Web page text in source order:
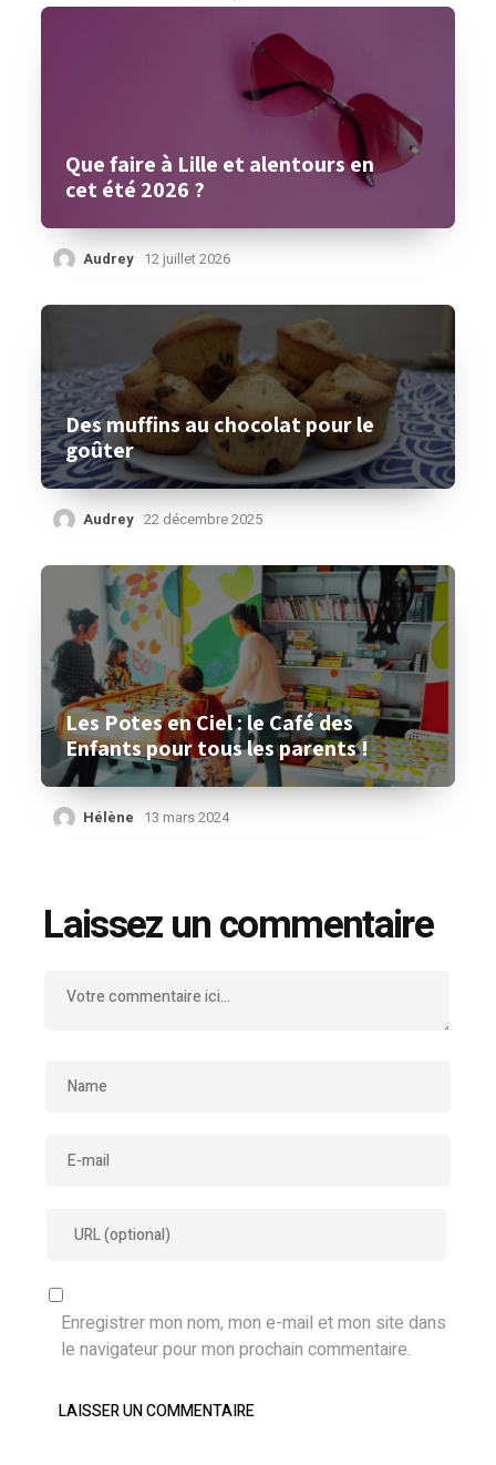
Que faire à Lille et alentours en
cet été 2026 ?
Audrey 12 juillet 2026
Des muffins au chocolat pour le
goûter
Audrey 22 décembre 2025
Les Potes en Ciel : le Café des
Enfants pour tous les parents !
Hélène 13 mars 2024
Laissez un commentaire
Enregistrer mon nom, mon e-mail et mon site dans
le navigateur pour mon prochain commentaire.